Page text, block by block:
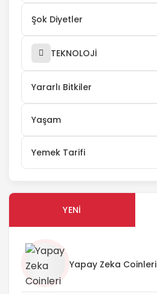
Şok Diyetler
TEKNOLOJİ
Yararlı Bitkiler
Yaşam
Yemek Tarifi
YENI
Yapay Zeka Coinleri